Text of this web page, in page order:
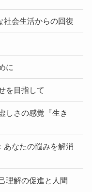
社会生活からの回復
に
を目指して
しさの感覚『生き
あなたの悩みを解消
理解の促進と人間